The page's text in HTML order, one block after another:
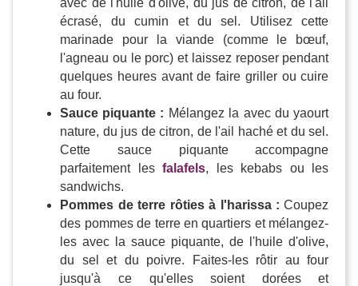
avec de l'huile d'olive, du jus de citron, de l'ail
écrasé, du cumin et du sel. Utilisez cette
marinade pour la viande (comme le bœuf,
l'agneau ou le porc) et laissez reposer pendant
quelques heures avant de faire griller ou cuire
au four.
Sauce piquante : Mélangez la avec du yaourt
nature, du jus de citron, de l'ail haché et du sel.
Cette sauce piquante accompagne
parfaitement lesfalafels, les kebabs ou les
sandwichs.
Pommes de terre rôties à l'harissa : Coupez
des pommes de terre en quartiers et mélangez-
les avec la sauce piquante, de l'huile d'olive,
du sel et du poivre. Faites-les rôtir au four
jusqu'à ce qu'elles soient dorées et